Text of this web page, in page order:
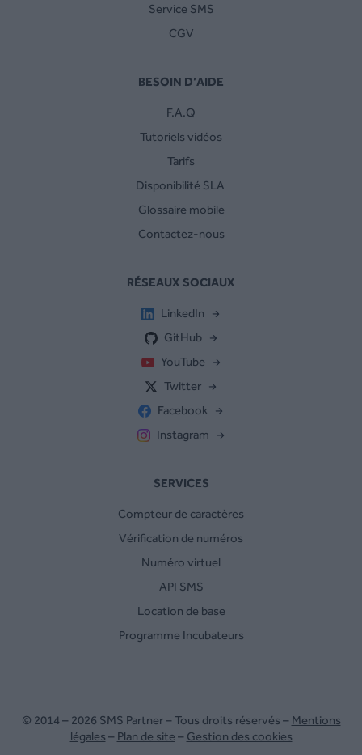
Service SMS
CGV
BESOIN D’AIDE
F.A.Q
Tutoriels vidéos
Tarifs
Disponibilité SLA
Glossaire mobile
Contactez-nous
RÉSEAUX SOCIAUX
LinkedIn
GitHub
YouTube
Twitter
Facebook
Instagram
SERVICES
Compteur de caractères
Vérification de numéros
Numéro virtuel
API SMS
Location de base
Programme Incubateurs
© 2014 – 2026 SMS Partner – Tous droits réservés – Mentions
légales – Plan de site – Gestion des cookies